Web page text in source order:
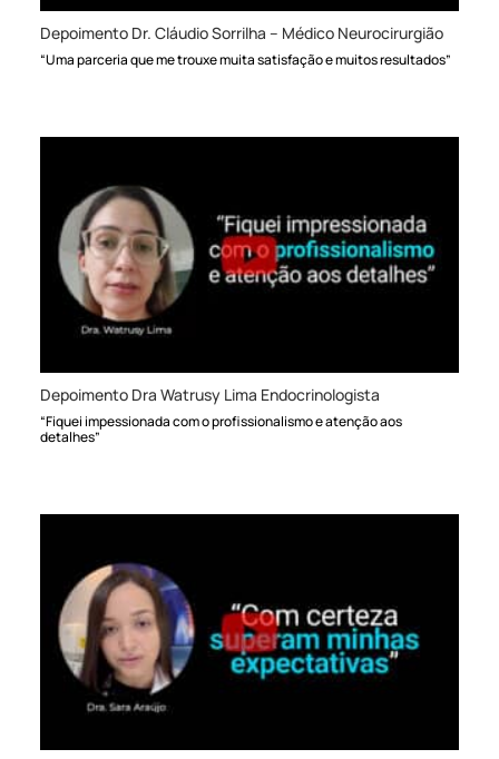
Depoimento Dr. Cláudio Sorrilha – Médico Neurocirurgião
“Uma parceria que me trouxe muita satisfação e muitos resultados”
Depoimento Dra Watrusy Lima Endocrinologista
“Fiquei impessionada com o profissionalismo e atenção aos
detalhes”